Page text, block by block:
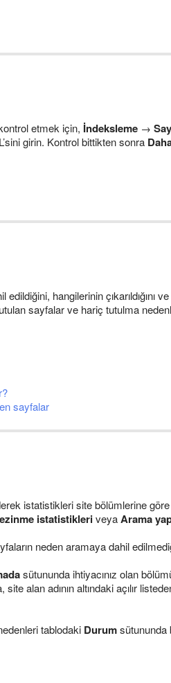
etmek için, İndeksleme →
girin. Kontrol bittikten sonra
hangilerinin çıkarıldığını
sayfalar ve hariç tutulma
sayfalar
istatistikleri site bölümlerine
istatistikleriveyaArama
neden aramaya dahil
sütununda ihtiyacınız olan
site alan adının altındaki açılır
tablodaki Durumsütununda